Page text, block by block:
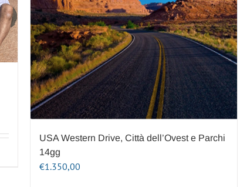
USA Western Drive, Città dell’Ovest e Parchi
14gg
€1.350,00